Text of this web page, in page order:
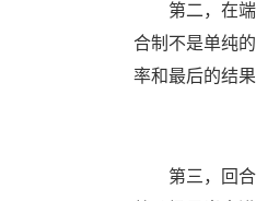
第二，在端游
合制不是单纯
率和最后的结果
第三，回合